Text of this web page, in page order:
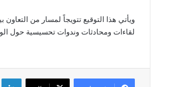
ويأتي هذا التوقيع تتويجاً لمسار من
لقاءات ومحادثات وندوات تحسيسية حول